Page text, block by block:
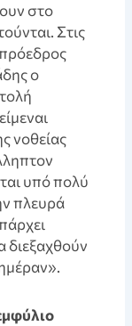
στο
Στις
ο
νοθείας
υπό πολύ
πλευρά
διεξαχθούν